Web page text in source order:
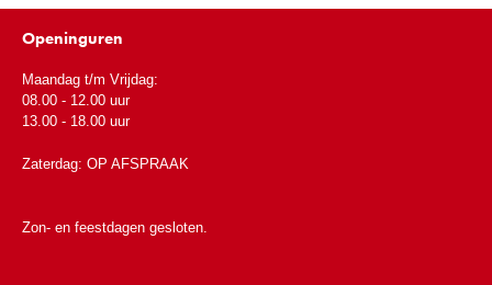
Openinguren
Maandag t/m Vrijdag:
08.00 - 12.00 uur
13.00 - 18.00 uur
Zaterdag: OP AFSPRAAK
Zon- en feestdagen gesloten.